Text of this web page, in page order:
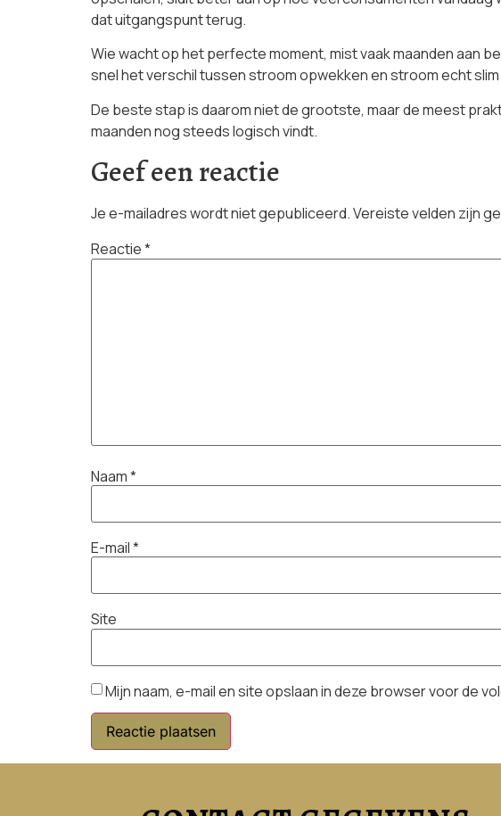
dat uitgangspunt terug.
Wie wacht op het perfecte moment, mist vaak maanden aan
snel het verschil tussen stroom opwekken en stroom echt
De beste stap is daarom niet de grootste, maar de meest
maanden nog steeds logisch vindt.
Geef een reactie
Je e-mailadres wordt niet gepubliceerd.Vereiste velden zijn
Reactie*
Naam*
E-mail*
Site
Mijn naam, e-mail en site opslaan in deze browser voor de